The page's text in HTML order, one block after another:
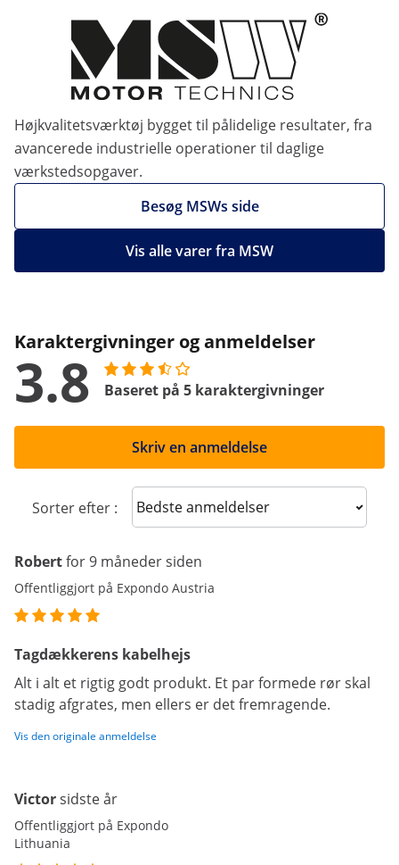
Højkvalitetsværktøj bygget til pålidelige resultater, fra
avancerede industrielle operationer til daglige
værkstedsopgaver.
Besøg MSWs side
Vis alle varer fra MSW
Karaktergivninger og anmeldelser
3.8 Baseret på 5 karaktergivninger
Skriv en anmeldelse
Sorter efter : Sort reviews
Robertfor 9 måneder siden
Offentliggjort på Expondo Austria
Tagdækkerens kabelhejs
Alt i alt et rigtig godt produkt. Et par formede rør skal
stadig afgrates, men ellers er det fremragende.
Vis den originale anmeldelse
Victorsidste år
Offentliggjort på Expondo
Lithuania